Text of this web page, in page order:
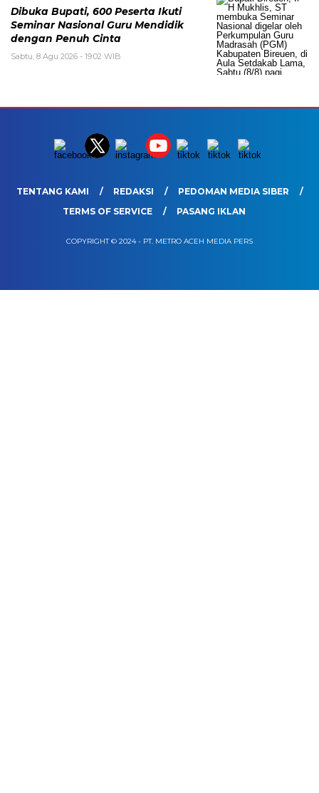
Dibuka Bupati, 600 Peserta Ikuti
Seminar Nasional Guru Mendidik
dengan Penuh Cinta
Sabtu, 8 Agu 2026 - 19:02 WIB
TENTANG KAMI REDAKSI
PEDOMAN MEDIA SIBER
TERMS OF SERVICE
PASANG IKLAN
COPYRIGHT © 2024 - PT. METRO ACEH MEDIA PERS